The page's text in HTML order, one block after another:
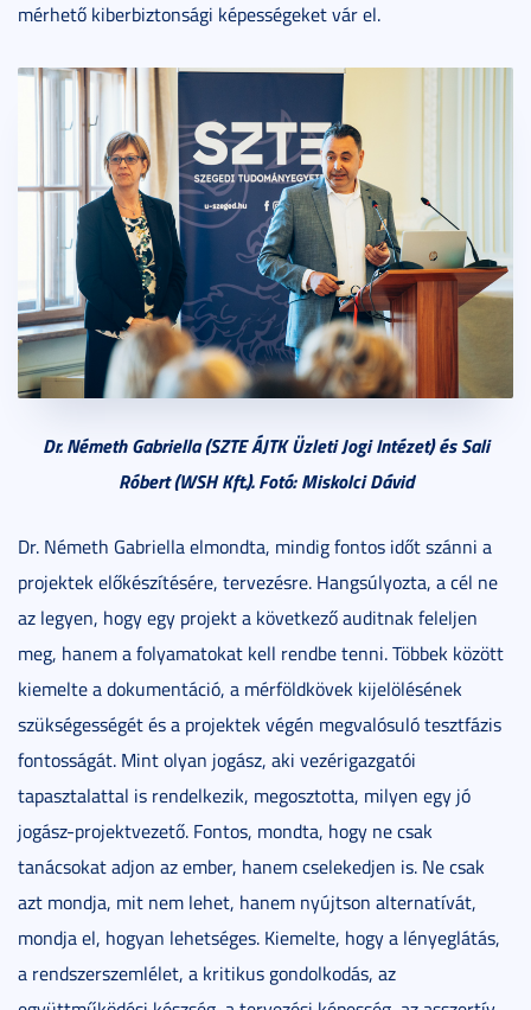
mérhető kiberbiztonsági képességeket vár el.
Dr. Németh Gabriella (SZTE ÁJTK Üzleti Jogi Intézet) és Sali
Róbert (WSH Kft.). Fotó: Miskolci Dávid
Dr. Németh Gabriella elmondta, mindig fontos időt szánni a
projektek előkészítésére, tervezésre. Hangsúlyozta, a cél ne
az legyen, hogy egy projekt a következő auditnak feleljen
meg, hanem a folyamatokat kell rendbe tenni. Többek között
kiemelte a dokumentáció, a mérföldkövek kijelölésének
szükségességét és a projektek végén megvalósuló tesztfázis
fontosságát. Mint olyan jogász, aki vezérigazgatói
tapasztalattal is rendelkezik, megosztotta, milyen egy jó
jogász-projektvezető. Fontos, mondta, hogy ne csak
tanácsokat adjon az ember, hanem cselekedjen is. Ne csak
azt mondja, mit nem lehet, hanem nyújtson alternatívát,
mondja el, hogyan lehetséges. Kiemelte, hogy a lényeglátás,
a rendszerszemlélet, a kritikus gondolkodás, az